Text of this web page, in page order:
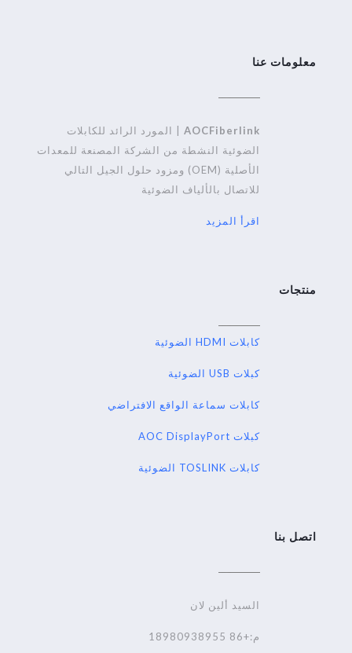
معلومات عنا
AOCFiberlink| المورد الرائد للكابلات
الضوئية النشطة من الشركة المصنعة للمعدات
الأصلية (OEM) ومزود حلول الجيل التالي
للاتصال بالألياف الضوئية
اقرأ المزيد
منتجات
كابلات HDMI الضوئية
كبلات USB الضوئية
كابلات سماعة الواقع الافتراضي
كبلات AOC DisplayPort
كابلات TOSLINK الضوئية
اتصل بنا
السيد ألين لان
م:+86 18980938955